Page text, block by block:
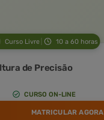
Curso Livre 10 a 60 horas
de Precisão
CURSO ON-LINE
MATRICULAR AGORA